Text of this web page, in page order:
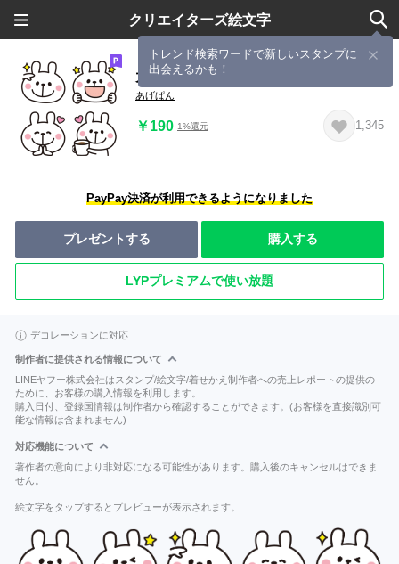
クリエイターズ絵文字
トレンド検索ワードで新しいスタンプに
出会えるかも！
大人かわいい♡うさぎの絵文字
あげぱん
￥190 1%還元 1,345
PayPay決済が利用できるようになりました
プレゼントする 購入する
LYPプレミアムで使い放題
デコレーションに対応
制作者に提供される情報について
LINEヤフー株式会社はスタンプ/絵文字/着せかえ制作者への売上レポートの提供の
ために、お客様の購入情報を利用します。
購入日付、登録国情報は制作者から確認することができます。(お客様を直接識別可
能な情報は含まれません)
対応機能について
著作者の意向により非対応になる可能性があります。購入後のキャンセルはできま
せん。
絵文字をタップするとプレビューが表示されます。